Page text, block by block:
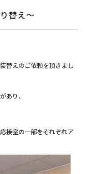
替え～
替えのご依頼を頂きまし
あり、
接室の一部をそれぞれア